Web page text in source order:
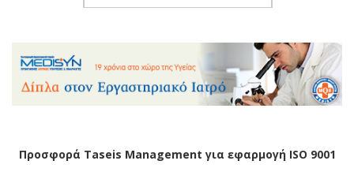
Προσφορά Taseis Management για εφαρμογή ISO 9001